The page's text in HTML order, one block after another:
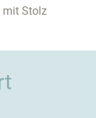
mit Stolz